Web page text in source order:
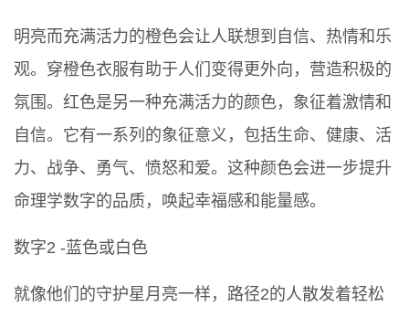
明亮而充满活力的橙色会让人联想到自信、热情和乐
观。穿橙色衣服有助于人们变得更外向，营造积极的
氛围。红色是另一种充满活力的颜色，象征着激情和
自信。它有一系列的象征意义，包括生命、健康、活
力、战争、勇气、愤怒和爱。这种颜色会进一步提升
命理学数字的品质，唤起幸福感和能量感。
数字2 -蓝色或白色
就像他们的守护星月亮一样，路径2的人散发着轻松